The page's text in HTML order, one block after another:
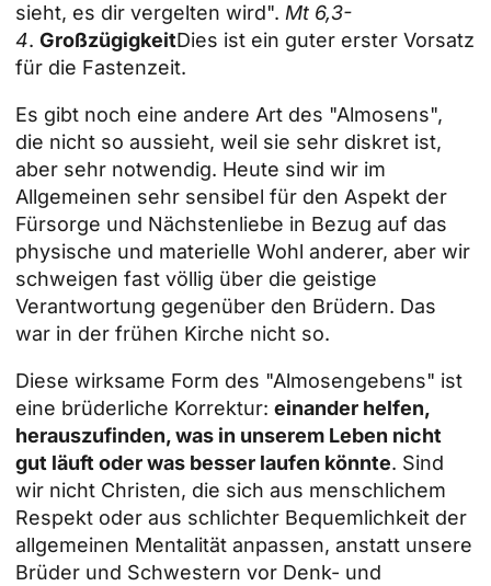
sieht, es dir vergelten wird". Mt 6,3-
4. GroßzügigkeitDies ist ein guter erster Vorsatz
für die Fastenzeit.
Es gibt noch eine andere Art des "Almosens",
die nicht so aussieht, weil sie sehr diskret ist,
aber sehr notwendig. Heute sind wir im
Allgemeinen sehr sensibel für den Aspekt der
Fürsorge und Nächstenliebe in Bezug auf das
physische und materielle Wohl anderer, aber wir
schweigen fast völlig über die geistige
Verantwortung gegenüber den Brüdern. Das
war in der frühen Kirche nicht so.
Diese wirksame Form des "Almosengebens" ist
eine brüderliche Korrektur: einander helfen,
herauszufinden, was in unserem Leben nicht
gut läuft oder was besser laufen könnte. Sind
wir nicht Christen, die sich aus menschlichem
Respekt oder aus schlichter Bequemlichkeit der
allgemeinen Mentalität anpassen, anstatt unsere
Brüder und Schwestern vor Denk- und